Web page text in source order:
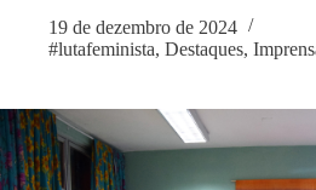
19 de dezembro de 2024
#lutafeminista, Destaques,